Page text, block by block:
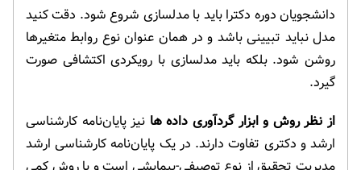
دانشجویان دوره دکترا باید با مدلسازی شروع شود. دقت کنید
مدل نباید تبیینی باشد و در همان عنوان نوع روابط متغیرها
روشن شود. بلکه باید مدلسازی با رویکردی اکتشافی صورت
گیرد.
از نظر روش و ابزار گردآوری داده ها نیز پایان‌نامه کارشناسی
ارشد و دکتری تفاوت دارند. در یک پایان‌نامه کارشناسی ارشد